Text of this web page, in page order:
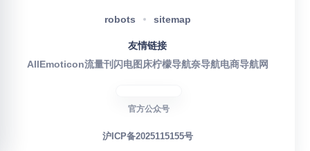
robots sitemap
友情链接
AllEmoticon流量刊 闪电图床柠檬导航奈导航电商导航网
官方公众号
沪ICP备2025115155号